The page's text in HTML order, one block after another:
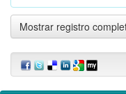
Mostrar registro